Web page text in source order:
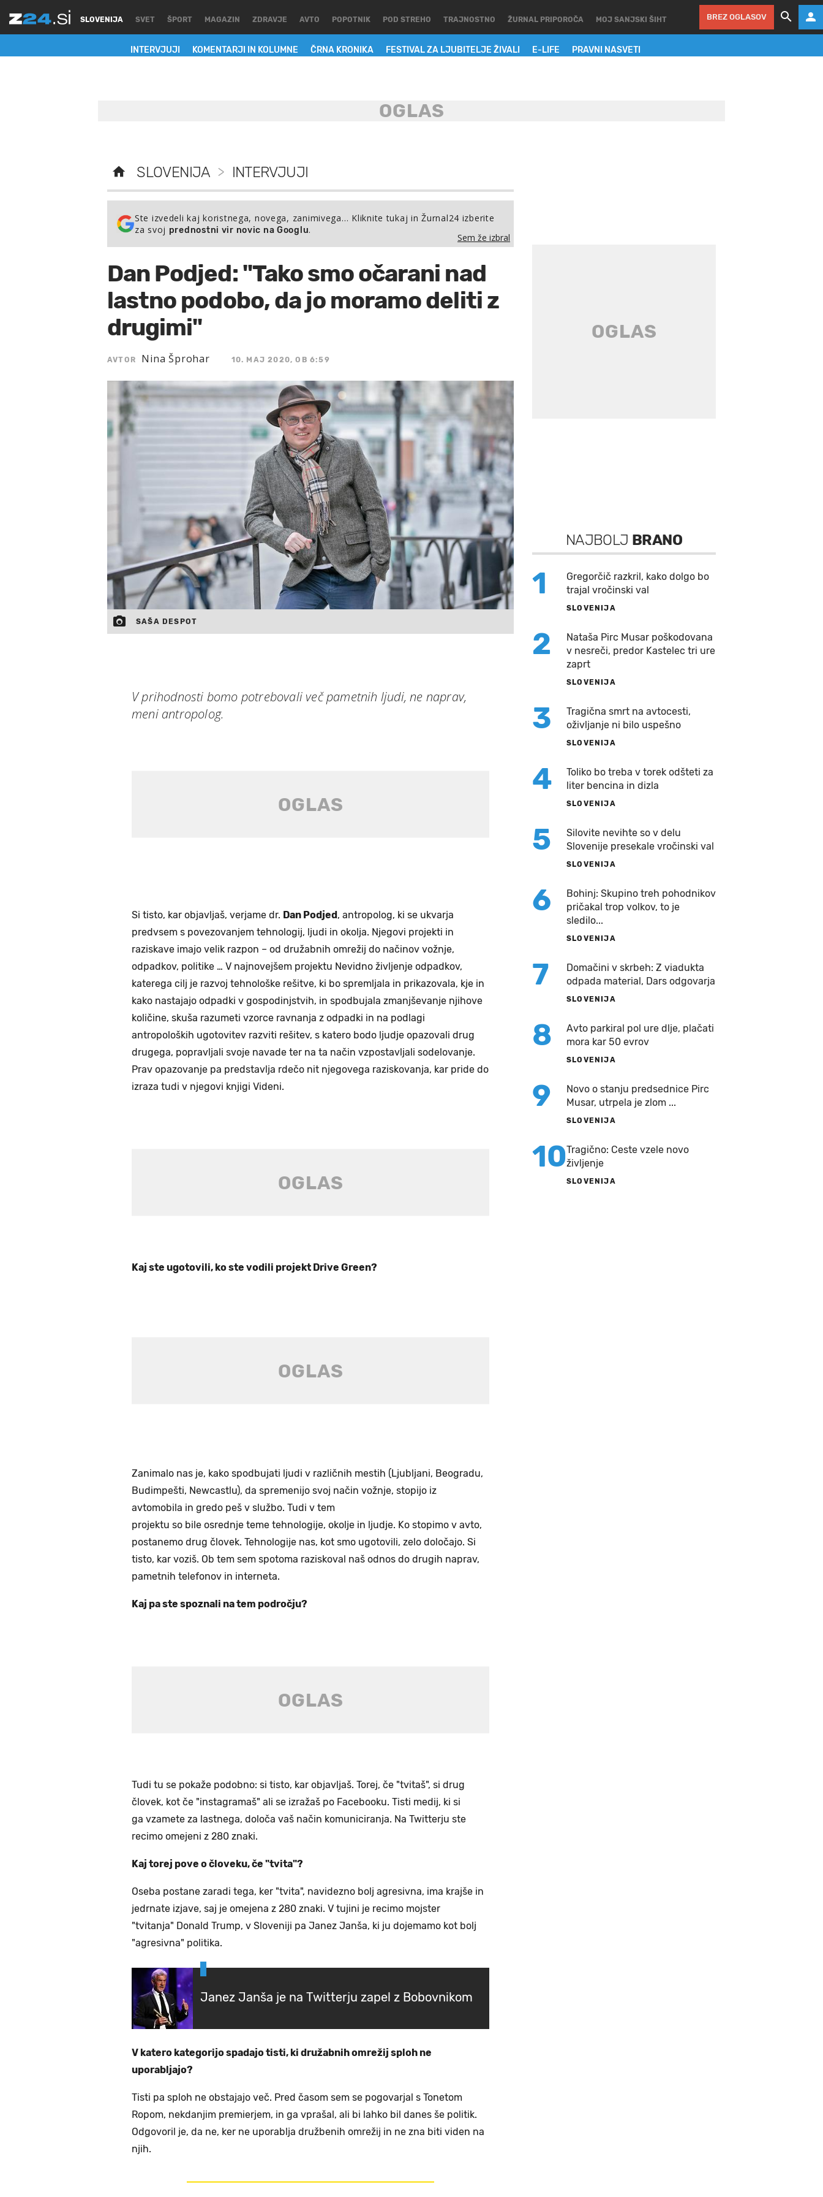
SLOVENIJA
INTERVJUJI KOMENTARJI IN KOLUMNE ČRNA KRONIKA FESTIVAL ZA LJUBITELJE ŽIVALI E-LIFE PRAVNI NASVETI
SVET ŠPORT MAGAZIN ZDRAVJE AVTO POPOTNIK POD STREHO TRAJNOSTNO ŽURNAL PRIPOROČA MOJ SANJSKI ŠIHT BREZ OGLASOV
SLOVENIJA > INTERVJUJI
Ste izvedeli kaj koristnega, novega, zanimivega… Kliknite tukaj in Žurnal24 izberite
za svoj prednostni vir novic na Googlu.
Sem že izbral
Dan Podjed: "Tako smo očarani nad
lastno podobo, da jo moramo deliti z
drugimi"
AVTOR Nina Šprohar 10. MAJ 2020, OB 6:59
SAŠA DESPOT
V prihodnosti bomo potrebovali več pametnih ljudi, ne naprav,
meni antropolog.
Si tisto, kar objavljaš, verjame dr. Dan Podjed , antropolog, ki se ukvarja
predvsem s povezovanjem tehnologij, ljudi in okolja. Njegovi projekti in
raziskave imajo velik razpon – od družabnih omrežij do načinov vožnje,
odpadkov, politike … V najnovejšem projektu Nevidno življenje odpadkov,
katerega cilj je razvoj tehnološke rešitve, ki bo spremljala in prikazovala, kje in
kako nastajajo odpadki v gospodinjstvih, in spodbujala zmanjševanje njihove
količine, skuša razumeti vzorce ravnanja z odpadki in na podlagi
antropoloških ugotovitev razviti rešitev, s katero bodo ljudje opazovali drug
drugega, popravljali svoje navade ter na ta način vzpostavljali sodelovanje.
Prav opazovanje pa predstavlja rdečo nit njegovega raziskovanja, kar pride do
izraza tudi v njegovi knjigi Videni.
Kaj ste ugotovili, ko ste vodili projekt Drive Green?
Zanimalo nas je, kako spodbujati ljudi v različnih mestih (Ljubljani, Beogradu,
Budimpešti, Newcastlu), da spremenijo svoj način vožnje, stopijo iz
avtomobila in gredo peš v službo. Tudi v tem
projektu so bile osrednje teme tehnologije, okolje in ljudje. Ko stopimo v avto,
postanemo drug človek. Tehnologije nas, kot smo ugotovili, zelo določajo. Si
tisto, kar voziš. Ob tem sem spotoma raziskoval naš odnos do drugih naprav,
pametnih telefonov in interneta.
Kaj pa ste spoznali na tem področju?
Tudi tu se pokaže podobno: si tisto, kar objavljaš. Torej, če "tvitaš", si drug
človek, kot če "instagramaš" ali se izražaš po Facebooku. Tisti medij, ki si
ga vzamete za lastnega, določa vaš način komuniciranja. Na Twitterju ste
recimo omejeni z 280 znaki.
Kaj torej pove o človeku, če "tvita"?
Oseba postane zaradi tega, ker "tvita", navidezno bolj agresivna, ima krajše in
jedrnate izjave, saj je omejena z 280 znaki. V tujini je recimo mojster
"tvitanja" Donald Trump, v Sloveniji pa Janez Janša, ki ju dojemamo kot bolj
"agresivna" politika.
Janez Janša je na Twitterju zapel z Bobovnikom
V katero kategorijo spadajo tisti, ki družabnih omrežij sploh ne
uporabljajo?
Tisti pa sploh ne obstajajo več. Pred časom sem se pogovarjal s Tonetom
Ropom, nekdanjim premierjem, in ga vprašal, ali bi lahko bil danes še politik.
Odgovoril je, da ne, ker ne uporablja družbenih omrežij in ne zna biti viden na
njih.
NAJBOLJ BRANO
1
Gregorčič razkril, kako dolgo bo
trajal vročinski val
SLOVENIJA
2
Nataša Pirc Musar poškodovana
v nesreči, predor Kastelec tri ure
zaprt
SLOVENIJA
3
Tragična smrt na avtocesti,
oživljanje ni bilo uspešno
SLOVENIJA
4
Toliko bo treba v torek odšteti za
liter bencina in dizla
SLOVENIJA
5
Silovite nevihte so v delu
Slovenije presekale vročinski val
SLOVENIJA
6
Bohinj: Skupino treh pohodnikov
pričakal trop volkov, to je
sledilo...
SLOVENIJA
7
Domačini v skrbeh: Z viadukta
odpada material, Dars odgovarja
SLOVENIJA
8
Avto parkiral pol ure dlje, plačati
mora kar 50 evrov
SLOVENIJA
9
Novo o stanju predsednice Pirc
Musar, utrpela je zlom ...
SLOVENIJA
10Tragično: Ceste vzele novo
življenje
SLOVENIJA